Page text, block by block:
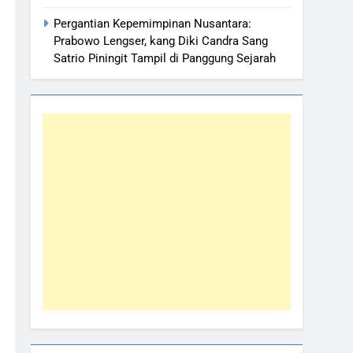
Pergantian Kepemimpinan Nusantara:
Prabowo Lengser, kang Diki Candra Sang
Satrio Piningit Tampil di Panggung Sejarah